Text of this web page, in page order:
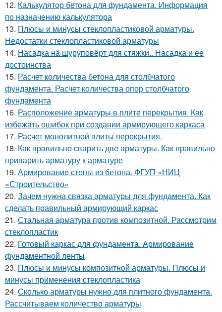
12. Калькулятор бетона для фундамента. Информация
по назначению калькулятора
13. Плюсы и минусы стеклопластиковой арматуры.
Недостатки стеклопластиковой арматуры
14. Насадка на шуруповёрт для стяжки.. Насадка и ее
достоинства
15. Расчет количества бетона для столбчатого
фундамента. Расчет количества опор столбчатого
фундамента
16. Расположение арматуры в плите перекрытия. Как
избежать ошибок при создании армирующего каркаса
17. Расчет монолитной плиты перекрытия.
18. Как правильно сварить две арматуры. Как правильно
приварить арматуру к арматуре
19. Армирование стены из бетона. ФГУП «НИЦ
«Строительство»
20. Зачем нужна связка арматуры для фундамента. Как
сделать правильный армирующий каркас
21. Стальная арматура против композитной. Рассмотрим
стеклопластик
22. Готовый каркас для фундамента. Армирование
фундаментной ленты
23. Плюсы и минусы композитной арматуры. Плюсы и
минусы применения стеклопластика
24. Сколько арматуры нужно для плитного фундамента.
Рассчитываем количество арматуры